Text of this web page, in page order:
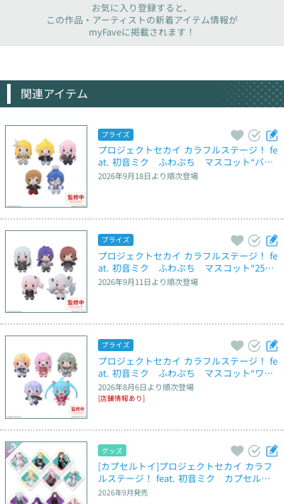
お気に入り登録すると、
この作品・アーティストの新着アイテム情報が
myFaveに掲載されます！
関連アイテム
プライズ
プロジェクトセカイ カラフルステージ！ fe
at. 初音ミク　ふわぷち　マスコット“バー
チャル・シンガー” ～Brand New World～
2026年9月18日より順次登場
プライズ
プロジェクトセカイ カラフルステージ！ fe
at. 初音ミク　ふわぷち　マスコット“25
時、ナイトコードで。” ～Brand New Worl
2026年9月11日より順次登場
プライズ
プロジェクトセカイ カラフルステージ！ fe
at. 初音ミク　ふわぷち　マスコット“ワン
ダーランズ× ショウタイム”～Brand New
World～
2026年8月6日より順次登場
[店舗情報あり]
グッズ
[カプセルトイ]プロジェクトセカイ カラフ
ルステージ！ feat. 初音ミク　カプセルア
クリルマグネット　Vol.3
2026年9月発売